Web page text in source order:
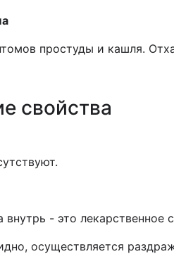
простуды и кашля.
свойства
внутрь - это лекарственное
осуществляется